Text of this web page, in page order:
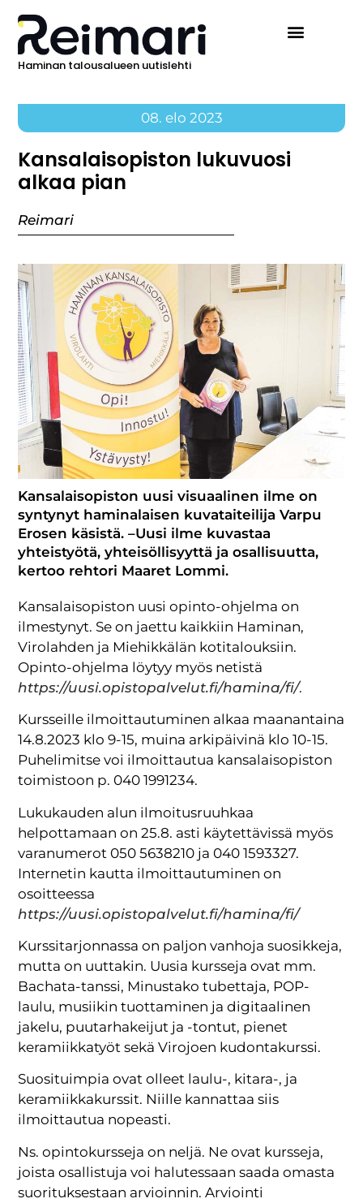
Haminan talousalueen uutislehti
08. elo 2023
Kansalaisopiston lukuvuosi
alkaa pian
Reimari
Kansalaisopiston uusi visuaalinen ilme on
syntynyt haminalaisen kuvataiteilija Varpu
Erosen käsistä. –Uusi ilme kuvastaa
yhteistyötä, yhteisöllisyyttä ja osallisuutta,
kertoo rehtori Maaret Lommi.
Kansalaisopiston uusi opinto-ohjelma on
ilmestynyt. Se on jaettu kaikkiin Haminan,
Virolahden ja Miehikkälän kotitalouksiin.
Opinto-ohjelma löytyy myös netistä
https://uusi.opistopalvelut.fi/hamina/fi/.
Kursseille ilmoittautuminen alkaa maanantaina
14.8.2023 klo 9-15, muina arkipäivinä klo 10-15.
Puhelimitse voi ilmoittautua kansalaisopiston
toimistoon p. 040 1991234.
Lukukauden alun ilmoitusruuhkaa
helpottamaan on 25.8. asti käytettävissä myös
varanumerot 050 5638210 ja 040 1593327.
Internetin kautta ilmoittautuminen on
osoitteessa
https://uusi.opistopalvelut.fi/hamina/fi/
Kurssitarjonnassa on paljon vanhoja suosikkeja,
mutta on uuttakin. Uusia kursseja ovat mm.
Bachata-tanssi, Minustako tubettaja, POP-
laulu, musiikin tuottaminen ja digitaalinen
jakelu, puutarhakeijut ja -tontut, pienet
keramiikkatyöt sekä Virojoen kudontakurssi.
Suosituimpia ovat olleet laulu-, kitara-, ja
keramiikkakurssit. Niille kannattaa siis
ilmoittautua nopeasti.
Ns. opintokursseja on neljä. Ne ovat kursseja,
joista osallistuja voi halutessaan saada omasta
suorituksestaan arvioinnin. Arviointi